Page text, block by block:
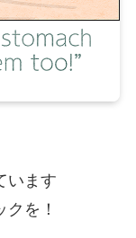
います
を！